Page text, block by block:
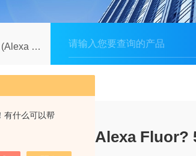
有什么可以帮
1036-34)
Mouse mAb (Alexa